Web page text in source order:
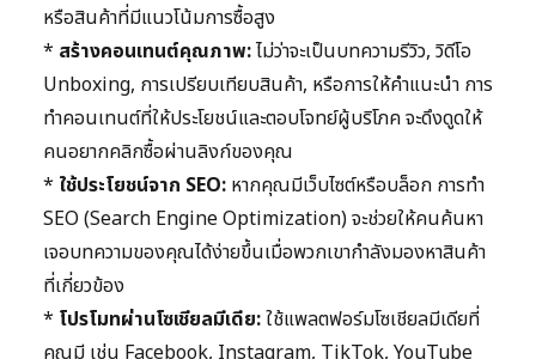
หรือสินค้าที่มีแนวโน้มการซื้อสูง
* สร้างคอนเทนต์คุณภาพ:ไม่ว่าจะเป็นบทความรีวิว, วิดีโอ
Unboxing, การเปรียบเทียบสินค้า, หรือการให้คำแนะนำ การ
ทำคอนเทนต์ที่ให้ประโยชน์และตอบโจทย์ผู้บริโภค จะดึงดูดให้
คนอยากคลิกซื้อผ่านลิงก์ของคุณ
* ใช้ประโยชน์จาก SEO: หากคุณมีเว็บไซต์หรือบล็อก การทำ
SEO (Search Engine Optimization) จะช่วยให้คนค้นหา
เจอบทความของคุณได้ง่ายขึ้นเมื่อพวกเขากำลังมองหาสินค้า
ที่เกี่ยวข้อง
* โปรโมทผ่านโซเชียลมีเดีย:ใช้แพลตฟอร์มโซเชียลมีเดียที่
คุณมี เช่น Facebook, Instagram, TikTok, YouTube